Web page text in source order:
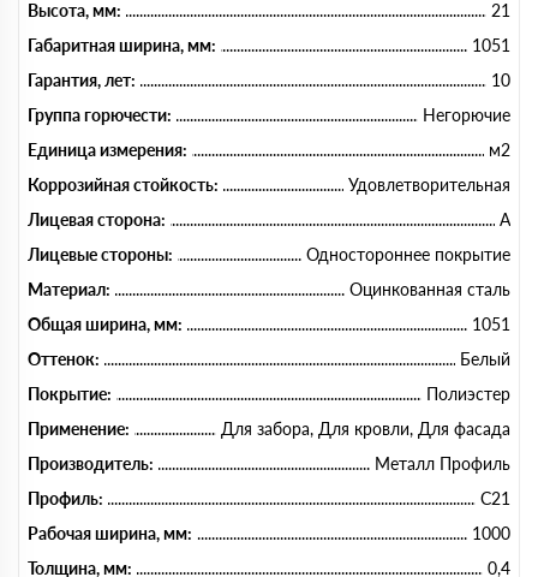
Высота, мм:
21
Габаритная ширина, мм:
1051
Гарантия, лет:
10
Группа горючести:
Негорючие
Единица измерения:
м2
Коррозийная стойкость:
Удовлетворительная
Лицевая сторона:
A
Лицевые стороны:
Одностороннее покрытие
Материал:
Оцинкованная сталь
Общая ширина, мм:
1051
Оттенок:
Белый
Покрытие:
Полиэстер
Применение:
Для забора, Для кровли, Для фасада
Производитель:
Металл Профиль
Профиль:
C21
Рабочая ширина, мм:
1000
Толщина, мм:
0,4